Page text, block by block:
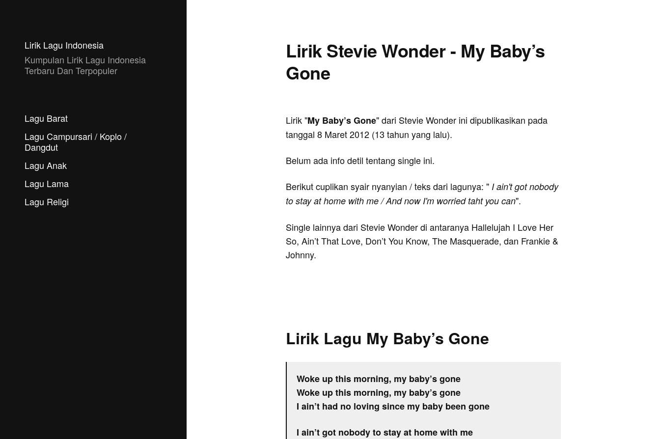
Lirik Lagu Indonesia
Kumpulan Lirik Lagu Indonesia
Terbaru Dan Terpopuler
Lagu Barat
Lagu Campursari / Koplo /
Dangdut
Lagu Anak
Lagu Lama
Lagu Religi
Lirik Stevie Wonder - My Baby’s
Gone
Lirik "My Baby’s Gone" dari Stevie Wonder ini dipublikasikan pada
tanggal 8 Maret 2012 (13 tahun yang lalu).
Belum ada info detil tentang single ini.
Berikut cuplikan syair nyanyian / teks dari lagunya: " I ain't got nobody
to stay at home with me / And now I'm worried taht you can".
Single lainnya dari Stevie Wonder di antaranya Hallelujah I Love Her
So, Ain’t That Love, Don’t You Know, The Masquerade, dan Frankie &
Johnny.
Lirik Lagu My Baby’s Gone
Woke up this morning, my baby’s gone
Woke up this morning, my baby’s gone
I ain’t had no loving since my baby been gone
I ain’t got nobody to stay at home with me